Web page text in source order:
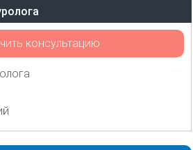
консультацию